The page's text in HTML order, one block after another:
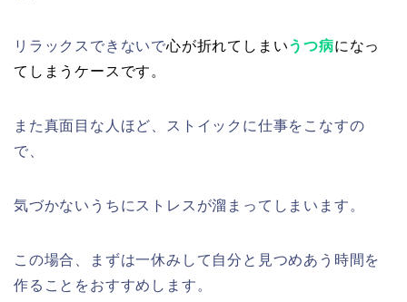
リラックスできないで心が折れてしまいうつ病になっ
てしまうケースです。
また真面目な人ほど、ストイックに仕事をこなすの
で、
気づかないうちにストレスが溜まってしまいます。
この場合、まずは一休みして自分と見つめあう時間を
作ることをおすすめします。